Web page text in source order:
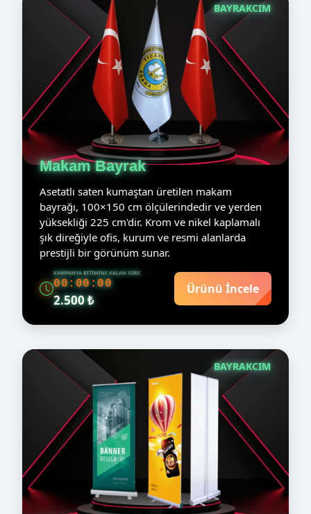
BAYRAKCIM
Makam Bayrak
Asetatlı saten kumaştan üretilen makam
bayrağı, 100×150 cm ölçülerindedir ve yerden
yüksekliği 225 cm'dir. Krom ve nikel kaplamalı
şık direğiyle ofis, kurum ve resmi alanlarda
prestijli bir görünüm sunar.
KAMPANYA BITIMINE KALAN SÜRE
00:00:00
2.500 ₺
Ürünü İncele
BAYRAKCIM